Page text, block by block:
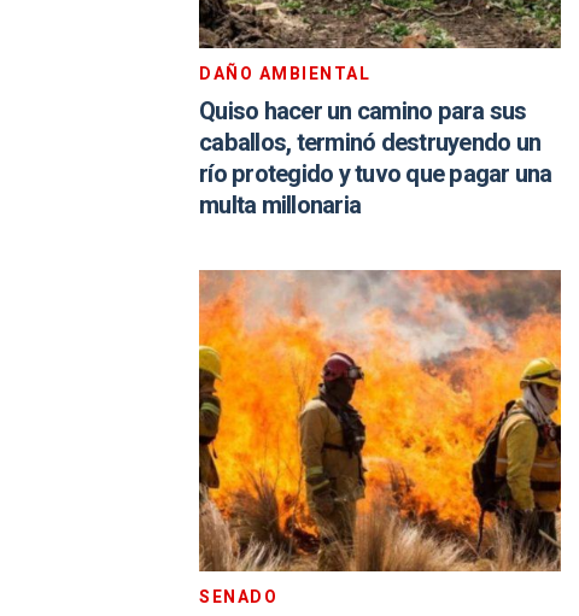
DAÑO AMBIENTAL
Quiso hacer un camino para sus
caballos, terminó destruyendo un
río protegido y tuvo que pagar una
multa millonaria
SENADO